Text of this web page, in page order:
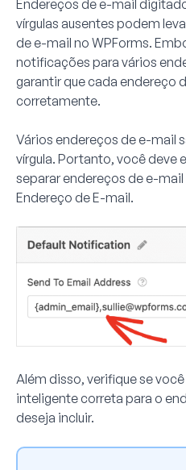
Endereços de e-mail
vírgulas ausentes podem
de e-mail no WPForms.
notificações para vários
garantir que cada endereço
corretamente.
Vários endereços de e-mail
vírgula. Portanto, você deve
separar endereços de e-
Endereço de E-mail.
Além disso, verifique se
inteligente correta para o
deseja incluir.